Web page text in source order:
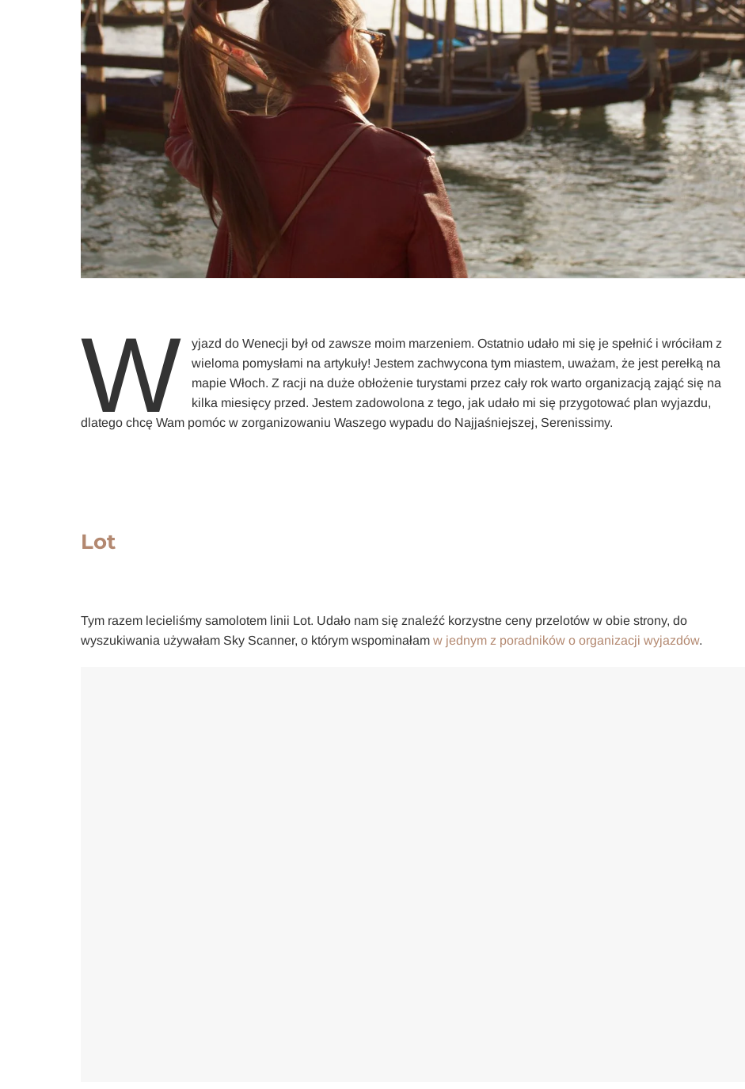
W
yjazd do Wenecji był od zawsze moim marzeniem. Ostatnio udało mi się je spełnić i wróciłam z
wieloma pomysłami na artykuły! Jestem zachwycona tym miastem, uważam, że jest perełką na
mapie Włoch. Z racji na duże obłożenie turystami przez cały rok warto organizacją zająć się na
kilka miesięcy przed. Jestem zadowolona z tego, jak udało mi się przygotować plan wyjazdu,
dlatego chcę Wam pomóc w zorganizowaniu Waszego wypadu do Najjaśniejszej, Serenissimy.
Lot
Tym razem lecieliśmy samolotem linii Lot. Udało nam się znaleźć korzystne ceny przelotów w obie strony, do
wyszukiwania używałam Sky Scanner, o którym wspominałam w jednym z poradników o organizacji wyjazdów.